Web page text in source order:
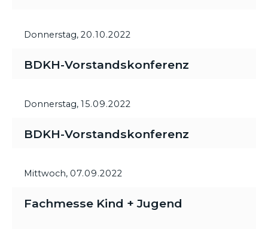
Donnerstag, 20.10.2022
BDKH-Vorstandskonferenz
Donnerstag, 15.09.2022
BDKH-Vorstandskonferenz
Mittwoch, 07.09.2022
Fachmesse Kind + Jugend